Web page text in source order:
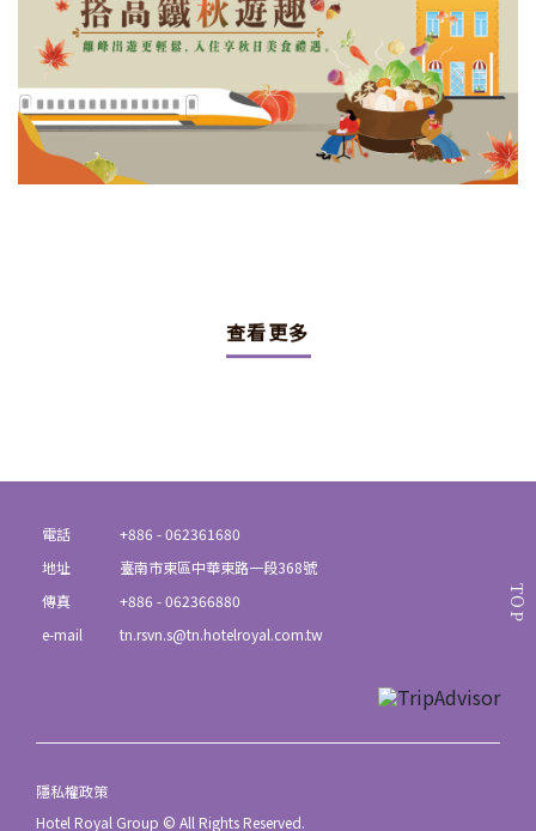
查看更多
TOP
電話
+886 - 062361680
地址
臺南市東區中華東路一段368號
傳真
+886 - 062366880
e-mail
tn.rsvn.s@tn.hotelroyal.com.tw
隱私權政策
Hotel Royal Group © All Rights Reserved.